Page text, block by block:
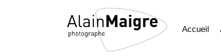
Accueil